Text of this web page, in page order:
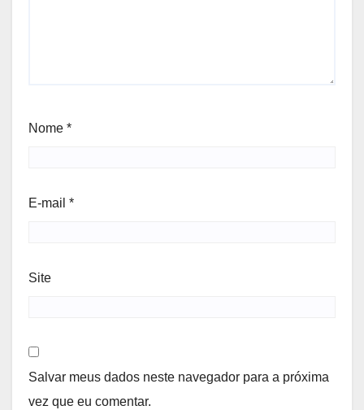
Nome *
E-mail *
Site
Salvar meus dados neste navegador para a próxima
vez que eu comentar.